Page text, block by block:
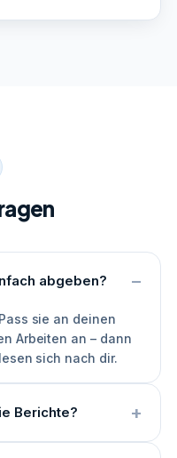
abgeben?
sie an deinen
Arbeiten an – dann
sich nach dir.
Berichte?